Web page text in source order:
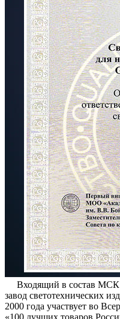
Входящий в состав МСК
завод светотехнических
2000 года участвует во